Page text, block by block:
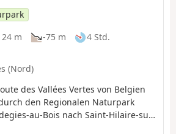
m -75 m
4 Std.
(Nord)
des Vallées Vertes von Belgien
den Regionalen Naturpark
au-Bois nach Saint-Hilaire-sur-